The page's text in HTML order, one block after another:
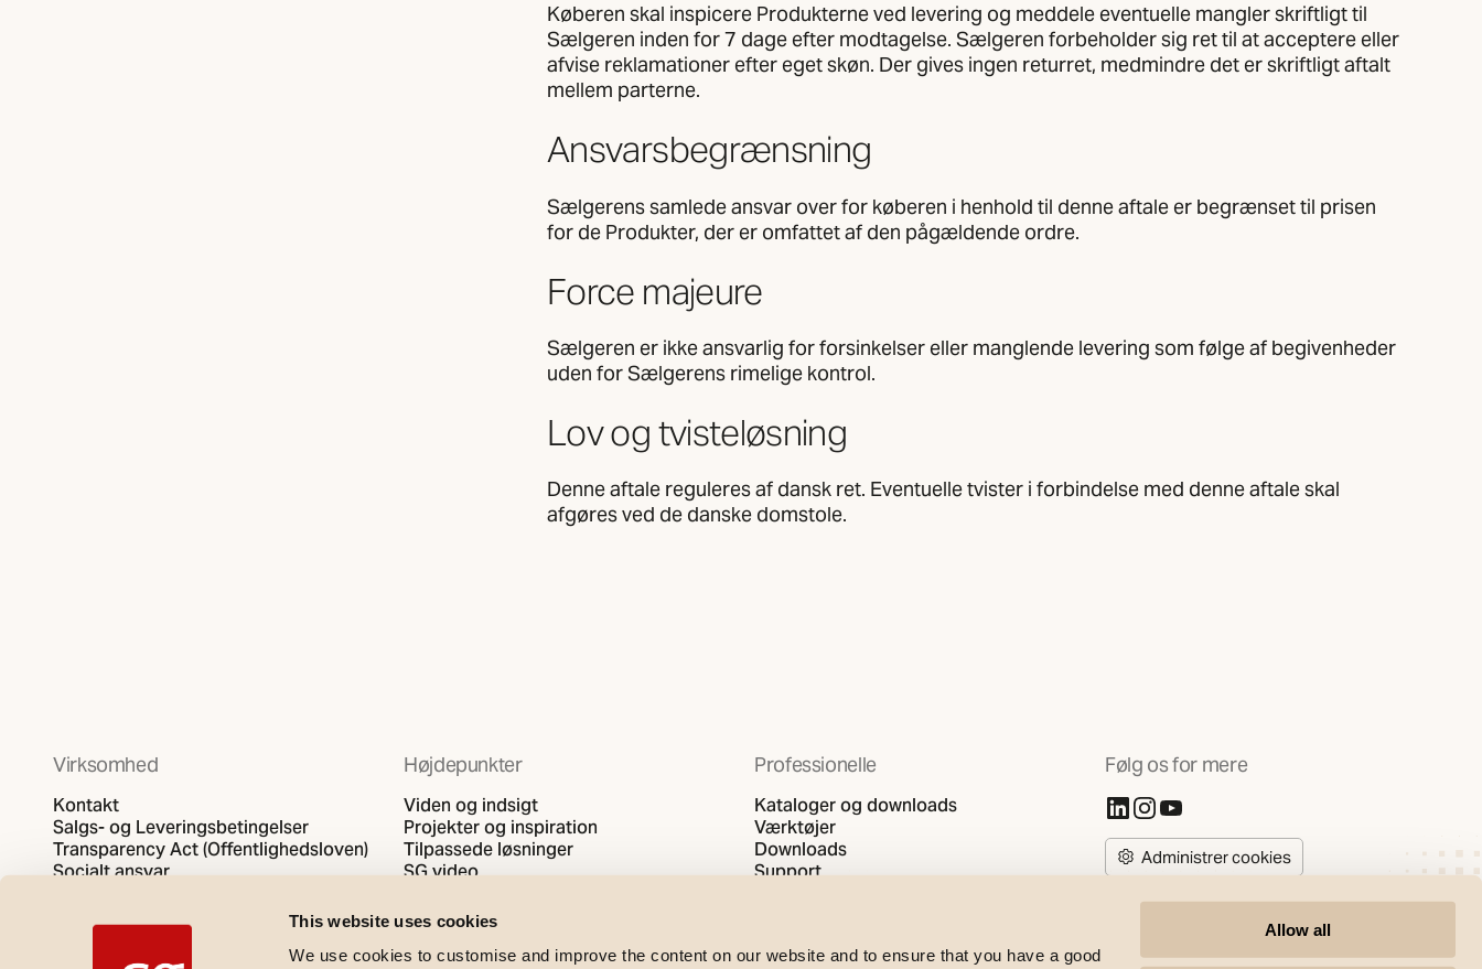
This website uses cookies
We use cookies to customise and improve the content on our website and to ensure that you have a good
Allow all
Køberen skal inspicere Produkterne ved levering og meddele eventuelle mangler skriftligt til
Sælgeren inden for 7 dage efter modtagelse. Sælgeren forbeholder sig ret til at acceptere eller
afvise reklamationer efter eget skøn. Der gives ingen returret, medmindre det er skriftligt aftalt
mellem parterne.
Ansvarsbegrænsning
Sælgerens samlede ansvar over for køberen i henhold til denne aftale er begrænset til prisen
for de Produkter, der er omfattet af den pågældende ordre.
Force majeure
Sælgeren er ikke ansvarlig for forsinkelser eller manglende levering som følge af begivenheder
uden for Sælgerens rimelige kontrol.
Lov og tvisteløsning
Denne aftale reguleres af dansk ret. Eventuelle tvister i forbindelse med denne aftale skal
afgøres ved de danske domstole.
Virksomhed
Kontakt
Salgs- og Leveringsbetingelser
Transparency Act (Offentlighedsloven)
Socialt ansvar
Højdepunkter
Viden og indsigt
Projekter og inspiration
Tilpassede løsninger
SG video
Professionelle
Kataloger og downloads
Værktøjer
Downloads
Support
Følg os for mere
(Åbner i ny fane)
(Åbner i ny fane)
(Åbner i ny fane)
Administrer cookies